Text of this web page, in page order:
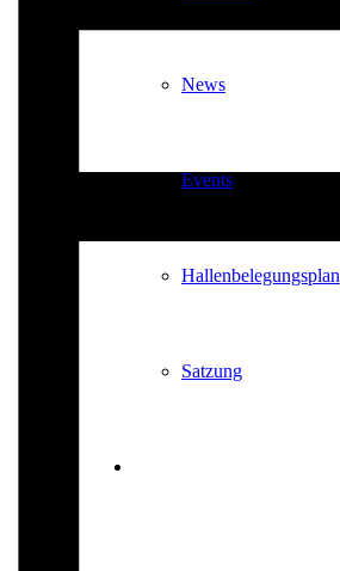
News
Events
Hallenbelegungsplan
Satzung